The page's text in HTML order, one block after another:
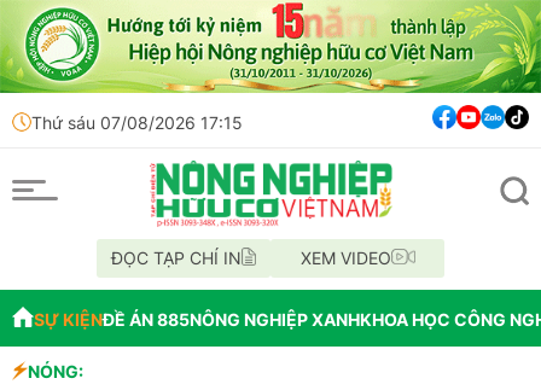
Thứ sáu 07/08/2026 17:15
ĐỌC TẠP CHÍ IN XEM VIDEO
SỰ KIỆNĐỀ ÁN 885NÔNG NGHIỆP XANHKHOA HỌC CÔNG
NÓNG: